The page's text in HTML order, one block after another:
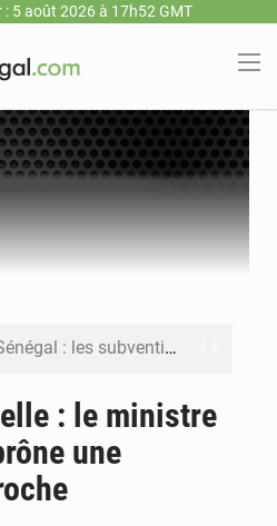
: 5 août 2026 à 17h52 GMT
Sénégal : les subventions à l’énergie bondissent à 729 milliards FCFA pour contenir les prix des carburants et de l’électricité
: le ministre
une